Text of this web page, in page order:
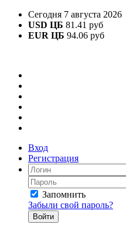
Сегодня 7 августа 2026
USD ЦБ 81.41 руб
EUR ЦБ 94.06 руб
Вход
Регистрация
Запомнить
Забыли свой пароль?